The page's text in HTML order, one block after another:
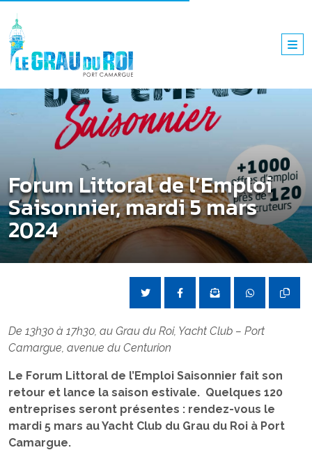
Forum Littoral de l’Emploi
Saisonnier, mardi 5 mars
2024
De 13h30 à 17h30, au Grau du Roi, Yacht Club – Port
Camargue, avenue du Centurion
Le Forum Littoral de l’Emploi Saisonnier fait son
retour et lance la saison estivale. Quelques 120
entreprises seront présentes : rendez-vous le
mardi 5 mars au Yacht Club du Grau du Roi à Port
Camargue.